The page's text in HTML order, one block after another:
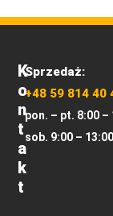
K
O
N
T
A
K
T
Sprzedaż:
+48 59 814 40
pon. – pt. 8:00 –
sob. 9:00 – 13:00